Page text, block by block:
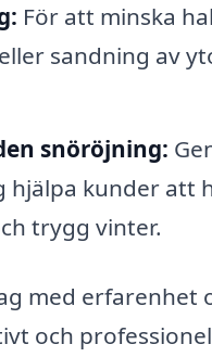
För att minska
sandning av
snöröjning:
kunder att
trygg vinter.
med
och